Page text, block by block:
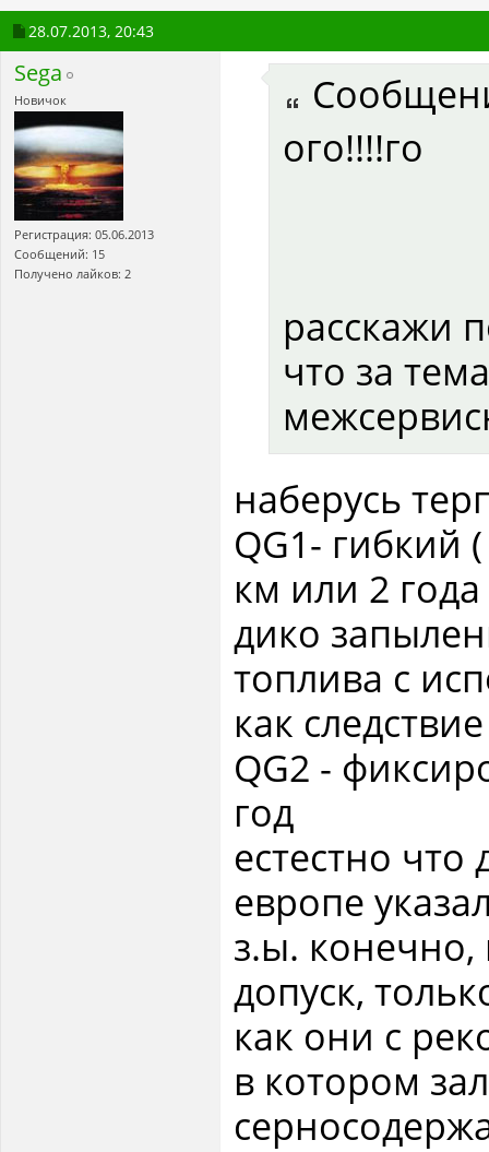
28.07.2013, 20:43
Sega
Новичок
Регистрация: 05.06.2013
Сообщений: 15
Получено лайков: 2
ого!!!!го
расскажи
что за
наберусь
QG1- гибкий
км или 2
дико
топлива с
как
QG2 -
год
естестно
европе
з.ы.
допуск,
как они с
в котором